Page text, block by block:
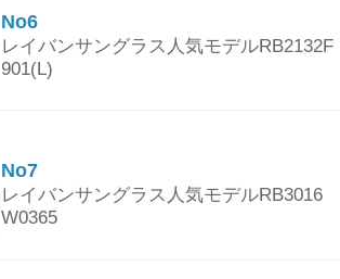
No6
レイバンサングラス人気モデルRB2132F
901(L)
No7
レイバンサングラス人気モデルRB3016
W0365